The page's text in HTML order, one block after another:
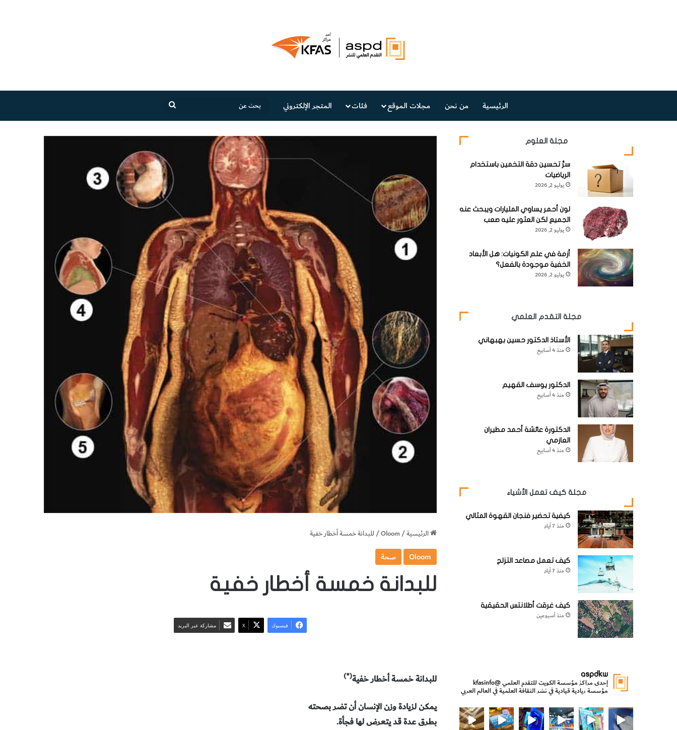
الرئيسية من نحن مجلات الموقع فئات المتجر الإلكتروني
عن
الرئيسية/
Oloom
/للبدانة خمسة أخطار خفية
Oloom صحة
للبدانة خمسة أخطار خفية
فيسبوك ‫X مشاركة عبر البريد
للبدانة خمسة أخطار خفية(*)
يمكن لزيادة وزن الإنسان أن تضر بصحته
بطرق عدة قد يتعرض لها فجأة.
مجلة العلوم
سرُّ تحسين دقة التخمين باستخدام
الرياضيات
يوليو 2, 2026
لون أحمر يساوي المليارات ويبحث عنه
الجميع لكن العثور عليه صعب
يوليو 2, 2026
أزمة في علم الكونيات: هل الأبعاد
الخفية موجودة بالفعل؟
يوليو 2, 2026
مجلة التقدم العلمي
الأستاذ الدكتور حسين بهبهاني
منذ 4 أسابيع
الدكتور يوسف القهيم
منذ 4 أسابيع
الدكتورة عائشة أحمد مطيران
العازمي
منذ 4 أسابيع
مجلة كيف تعمل الأشياء
كيفية تحضير فنجان القهوة المثالي
منذ 7 أيام
كيف تعمل مصاعد التزلج
منذ 7 أيام
كيف غرقت أطلانتس الحقيقية
منذ أسبوعين
aspdkw
إحدى مراكز مؤسسة الكويت للتقدم العلمي@kfasinfo
مؤسسة ريادية قيادية في نشر الثقافة العلمية في العالم العربي
ووزير الدولة لشؤون الش
من الأعماق نكتشف ومن الكتب نتعلّم⁨ رجعنا! ما كنّا بعيد! مجهزين لكم كل جديد!⁩